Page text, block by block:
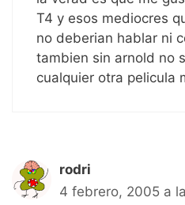
T4 y esos mediocres
no deberian hablar ni
tambien sin arnold no
cualquier otra pelicula
rodri
4 febrero, 2005 a